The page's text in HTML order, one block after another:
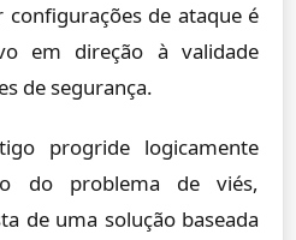
de ataque é
em direção à validade
de segurança.
progride logicamente
do problema de viés,
de uma solução baseada